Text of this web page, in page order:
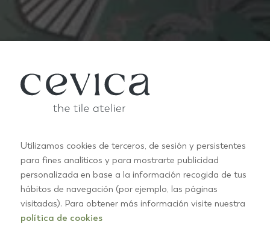
GOOD VIBES
Utilizamos cookies de terceros, de sesión y persistentes
para fines analíticos y para mostrarte publicidad
personalizada en base a la información recogida de tus
hábitos de navegación (por ejemplo, las páginas
visitadas). Para obtener más información visite nuestra
política de cookies